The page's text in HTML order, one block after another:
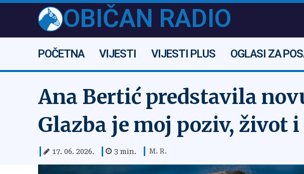
OBIČAN RADIO
POČETNA VIJESTI VIJESTI PLUS OGLASI ZA
Ana Bertić predstavila
Glazba je moj poziv, život
17. 06. 2026. 3 min. M. R.